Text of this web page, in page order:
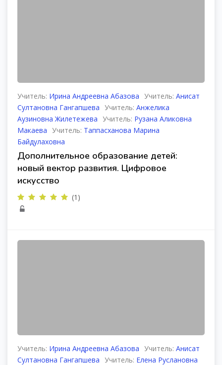
Учитель: Ирина Андреевна Абазова Учитель: Анисат
Султановна Гангапшева Учитель: Анжелика
Аузиновна Жилетежева Учитель: Рузана Аликовна
Макаева Учитель: Таппасханова Марина
Байдулаховна
Дополнительное образование детей:
новый вектор развития. Цифровое
искусство
(1)
Учитель: Ирина Андреевна Абазова Учитель: Анисат
Султановна Гангапшева Учитель: Елена Руслановна